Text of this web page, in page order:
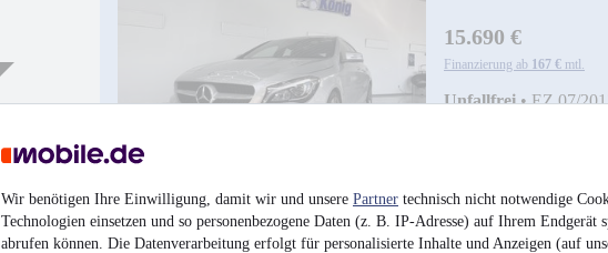
Wir benötigen Ihre Einwilligung, damit wir und unsere Partner technisch nicht notwendige
Technologien einsetzen und so personenbezogene Daten (z. B. IP-Adresse) auf Ihrem Endgerät
abrufen können. Die Datenverarbeitung erfolgt für personalisierte Inhalte und Anzeigen (auf
15.690 €
Finanzierung ab 167 € mtl.
Unfallfrei•EZ 07/